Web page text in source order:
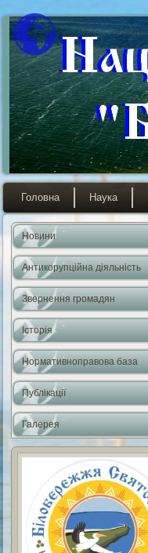
Головна Наука
Новини
Антикорупційна діяльність
Звернення громадян
Історія
Нормативноправова база
Публікації
Галерея